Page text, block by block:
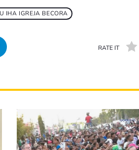
IHA IGREJA BECORA
RATE IT